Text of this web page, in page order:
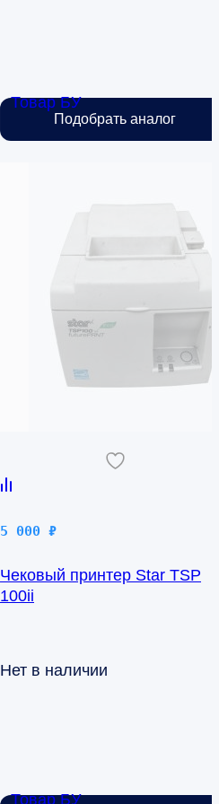
Товар БУ
Подобрать аналог
Товар БУ
5 000 ₽
Чековый принтер Star TSP
100ii
Нет в наличии